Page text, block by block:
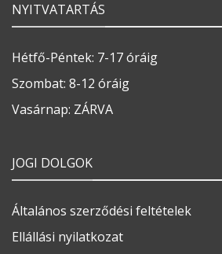
NYITVATARTÁS
Hétfő-Péntek: 7-17 óráig
Szombat: 8-12 óráig
Vasárnap: ZÁRVA
JOGI DOLGOK
Általános szerződési feltételek
Ellállási nyilatkozat